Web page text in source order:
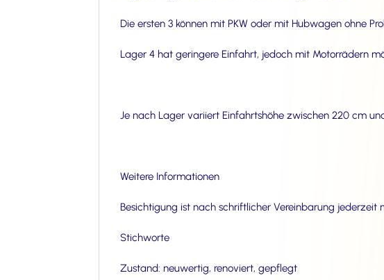
Die ersten 3 können mit PKW oder mit Hubwagen ohne
Lager 4 hat geringere Einfahrt, jedoch mit Motorrädern
Je nach Lager variiert Einfahrtshöhe zwischen 220 cm
Weitere Informationen
Besichtigung ist nach schriftlicher Vereinbarung jederzeit
Stichworte
Zustand: neuwertig, renoviert, gepflegt